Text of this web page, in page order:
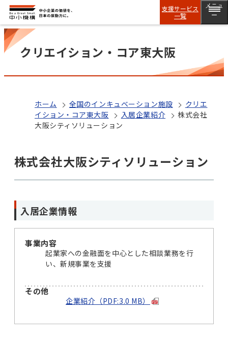
支援サービス
一覧
メニュ
ー
クリエイション・コア東大阪
ホーム 全国のインキュベーション施設
クリエ
イション・コア東大阪
入居企業紹介
株式会社
大阪シティソリューション
株式会社大阪シティソリューション
入居企業情報
事業内容
起業家への金融面を中心とした相談業務を行
い、新規事業を支援
その他
企業紹介（PDF:3.0 MB）